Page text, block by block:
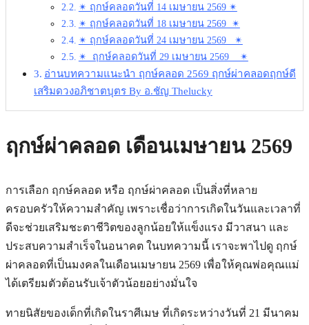
✴︎ ฤกษ์คลอดวันที่ 14 เมษายน 2569 ✴︎
✴︎ ฤกษ์คลอดวันที่ 18 เมษายน 2569 ✴︎
✴︎ ฤกษ์คลอดวันที่ 24 เมษายน 2569 ✴︎
✴︎ ฤกษ์คลอดวันที่ 29 เมษายน 2569 ✴︎
อ่านบทความแนะนำ ฤกษ์คลอด 2569 ฤกษ์ผ่าคลอดฤกษ์ดี
เสริมดวงอภิชาตบุตร By อ.ชัญ Thelucky
ฤกษ์ผ่าคลอด เดือนเมษายน 2569
การเลือก ฤกษ์คลอด หรือ ฤกษ์ผ่าคลอด เป็นสิ่งที่หลาย
ครอบครัวให้ความสำคัญ เพราะเชื่อว่าการเกิดในวันและเวลาที่
ดีจะช่วยเสริมชะตาชีวิตของลูกน้อยให้แข็งแรง มีวาสนา และ
ประสบความสำเร็จในอนาคต ในบทความนี้ เราจะพาไปดู ฤกษ์
ผ่าคลอดที่เป็นมงคลในเดือนเมษายน 2569 เพื่อให้คุณพ่อคุณแม่
ได้เตรียมตัวต้อนรับเจ้าตัวน้อยอย่างมั่นใจ
ทายนิสัยของเด็กที่เกิดในราศีเมษ ที่เกิดระหว่างวันที่ 21 มีนาคม